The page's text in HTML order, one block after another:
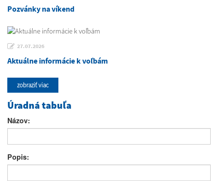
Pozvánky na víkend
27.07.2026
Aktuálne informácie k voľbám
zobraziť viac
Úradná tabuľa
Názov:
Popis: